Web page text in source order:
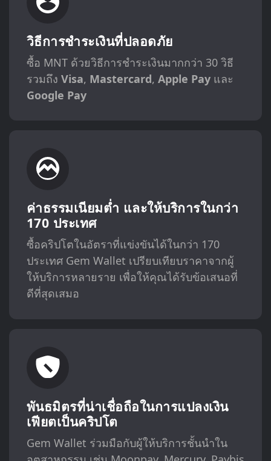
วิธีการชำระเงินที่ปลอดภัย
ซื้อ MNT ด้วยวิธีการชำระเงินมากกว่า 30 วิธี
รวมถึง Visa, Mastercard, Apple Payและ
Google Pay
ค่าธรรมเนียมต่ำ และให้บริการในกว่า
170 ประเทศ
ซื้อคริปโตในอัตราที่แข่งขันได้ในกว่า 170
ประเทศ Gem Wallet เปรียบเทียบราคาจากผู้
ให้บริการหลายราย เพื่อให้คุณได้รับข้อเสนอที่
ดีที่สุดเสมอ
พันธมิตรที่น่าเชื่อถือในการแปลงเงิน
เฟียตเป็นคริปโต
Gem Wallet ร่วมมือกับผู้ให้บริการชั้นนำใน